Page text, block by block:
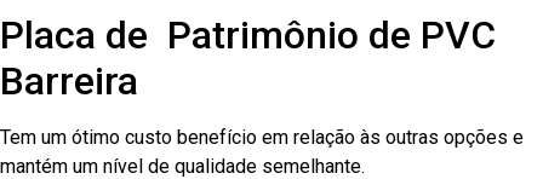
Placa de Patrimônio de PVC
Barreira
Tem um ótimo custo benefício em relação às outras opções e
mantém um nível de qualidade semelhante.